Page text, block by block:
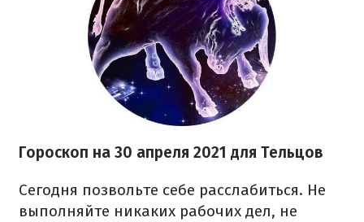
Гороскоп на 30 апреля 2021 для Тельцов
Сегодня позвольте себе расслабиться. Не
выполняйте никаких рабочих дел, не